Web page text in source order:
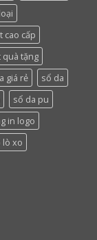
cao cấp
quà tặng
giá rẻ
sổ da
sổ da pu
in logo
lò xo